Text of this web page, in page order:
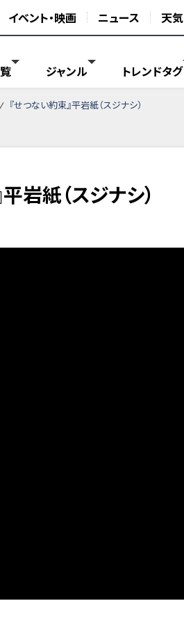
イベント・映画 ニュース 天気
ジャンル トレンドタグ
『せつない約束』平岩紙（スジナシ）
岩紙（スジナシ）